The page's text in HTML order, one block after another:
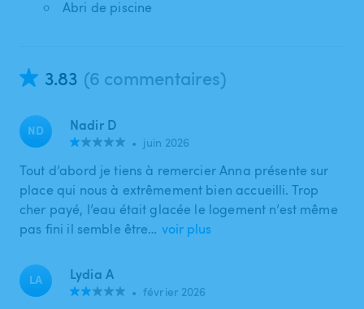
Abri de piscine
3.83 (6 commentaires)
ND Nadir D
• juin 2026
Tout d’abord je tiens à remercier Anna présente sur
place qui nous à extrêmement bien accueilli. Trop
cher payé, l’eau était glacée le logement n’est même
pas fini il semble être… voir plus
LA Lydia A
• février 2026